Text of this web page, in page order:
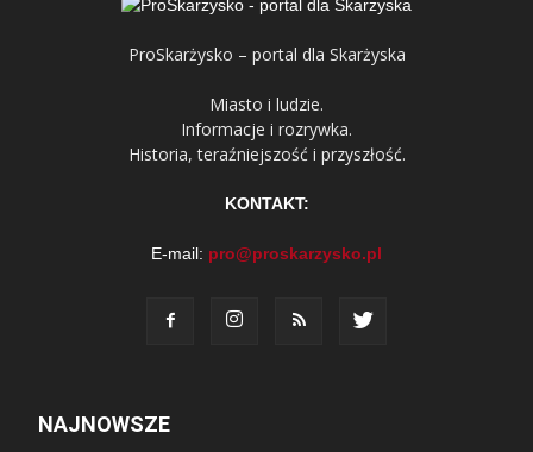
ProSkarżysko – portal dla Skarżyska
Miasto i ludzie.
Informacje i rozrywka.
Historia, teraźniejszość i przyszłość.
KONTAKT:
E-mail: pro@proskarzysko.pl
NAJNOWSZE